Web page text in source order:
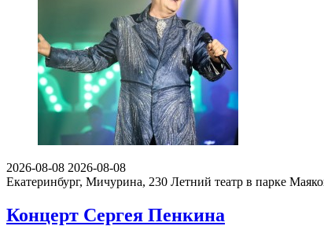
2026-08-08 2026-08-08
Екатеринбург, Мичурина, 230 Летний театр в парке
Концерт Сергея Пенкина